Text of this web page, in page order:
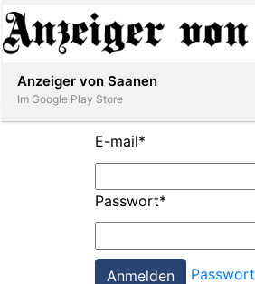
Abonnieren
E-mail*
Passwort*
Passwort
Anzeiger von Saanen
Im Google Play Store